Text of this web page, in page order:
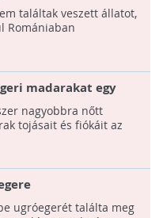
találtak veszett állatot,
Romániaban
madarakat egy
nagyobbra nőtt
tojásait és fiókáit az
ugróegerét találta meg